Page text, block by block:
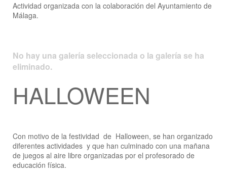
Actividad organizada con la colaboración del Ayuntamiento de
Málaga.
No hay una galería seleccionada o la galería se ha
eliminado.
HALLOWEEN
Con motivo de la festividad de Halloween, se han organizado
diferentes actividades y que han culminado con una mañana
de juegos al aire libre organizadas por el profesorado de
educación física.